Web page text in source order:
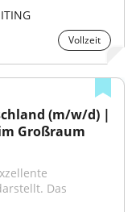
Vollzeit
(m/w/d) |
Großraum
Das